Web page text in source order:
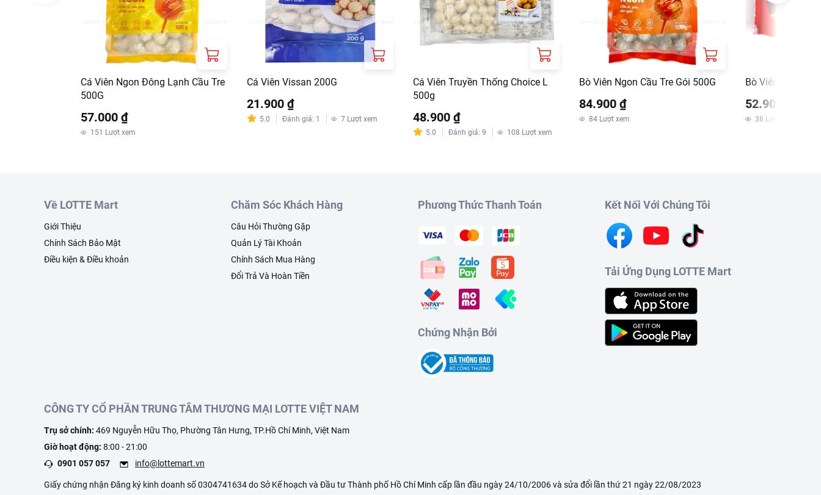
Cá Viên Ngon Đông Lạnh Cầu Tre
500G
57.000 ₫
151 Lượt xem
Cá Viên Vissan 200G
21.900 ₫
5.0 Đánh giá: 1 7 Lượt xem
Cá Viên Truyền Thống Choice L
500g
48.900 ₫
5.0 Đánh giá: 9 108 Lượt xem
Bò Viên Ngon Cầu Tre Gói 500G
84.900 ₫
84 Lượt xem
Bò Viên Vissan
52.900 ₫
38 Lượt xem
Về LOTTE Mart
Giới Thiệu
Chính Sách Bảo Mật
Điều kiện & Điều khoản
Chăm Sóc Khách Hàng
Câu Hỏi Thường Gặp
Quản Lý Tài Khoản
Chính Sách Mua Hàng
Đổi Trả Và Hoàn Tiền
Phương Thức Thanh Toán
Chứng Nhận Bởi
Kết Nối Với Chúng Tôi
Tải Ứng Dụng LOTTE Mart
CÔNG TY CỔ PHẦN TRUNG TÂM THƯƠNG MẠI LOTTE VIỆT NAM
Trụ sở chính: 469 Nguyễn Hữu Thọ, Phường Tân Hưng, TP.Hồ Chí Minh, Việt Nam
Giờ hoạt động: 8:00 - 21:00
0901 057 057
info@lottemart.vn
Giấy chứng nhận Đăng ký kinh doanh số 0304741634 do Sở Kế hoạch và Đầu tư Thành phố Hồ Chí Minh cấp lần đầu ngày 24/10/2006 và sửa đổi lần thứ 21 ngày 22/08/2023